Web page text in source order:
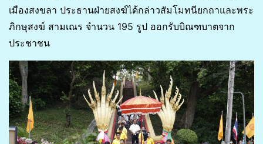
เมืองสงขลา ประธานฝ่ายสงฆ์ได้กล่าวสัมโมทนียกถาและพระ
ภิกษุสงฆ์ สามเณร จำนวน 195 รูป ออกรับบิณฑบาตจาก
ประชาชน